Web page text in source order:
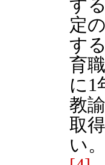
す
定
す
育
に1
教
取
い